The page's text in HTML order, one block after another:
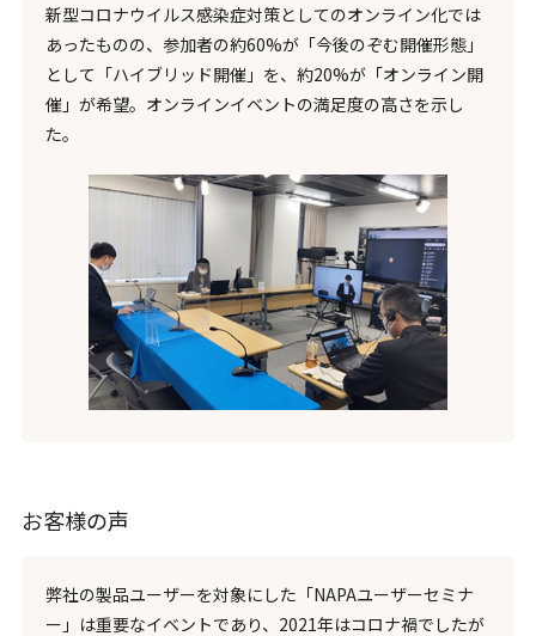
新型コロナウイルス感染症対策としてのオンライン化では
あったものの、参加者の約60%が「今後のぞむ開催形態」
として「ハイブリッド開催」を、約20%が「オンライン開
催」が希望。オンラインイベントの満足度の高さを示し
た。
お客様の声
弊社の製品ユーザーを対象にした「NAPAユーザーセミナ
ー」は重要なイベントであり、2021年はコロナ禍でしたが